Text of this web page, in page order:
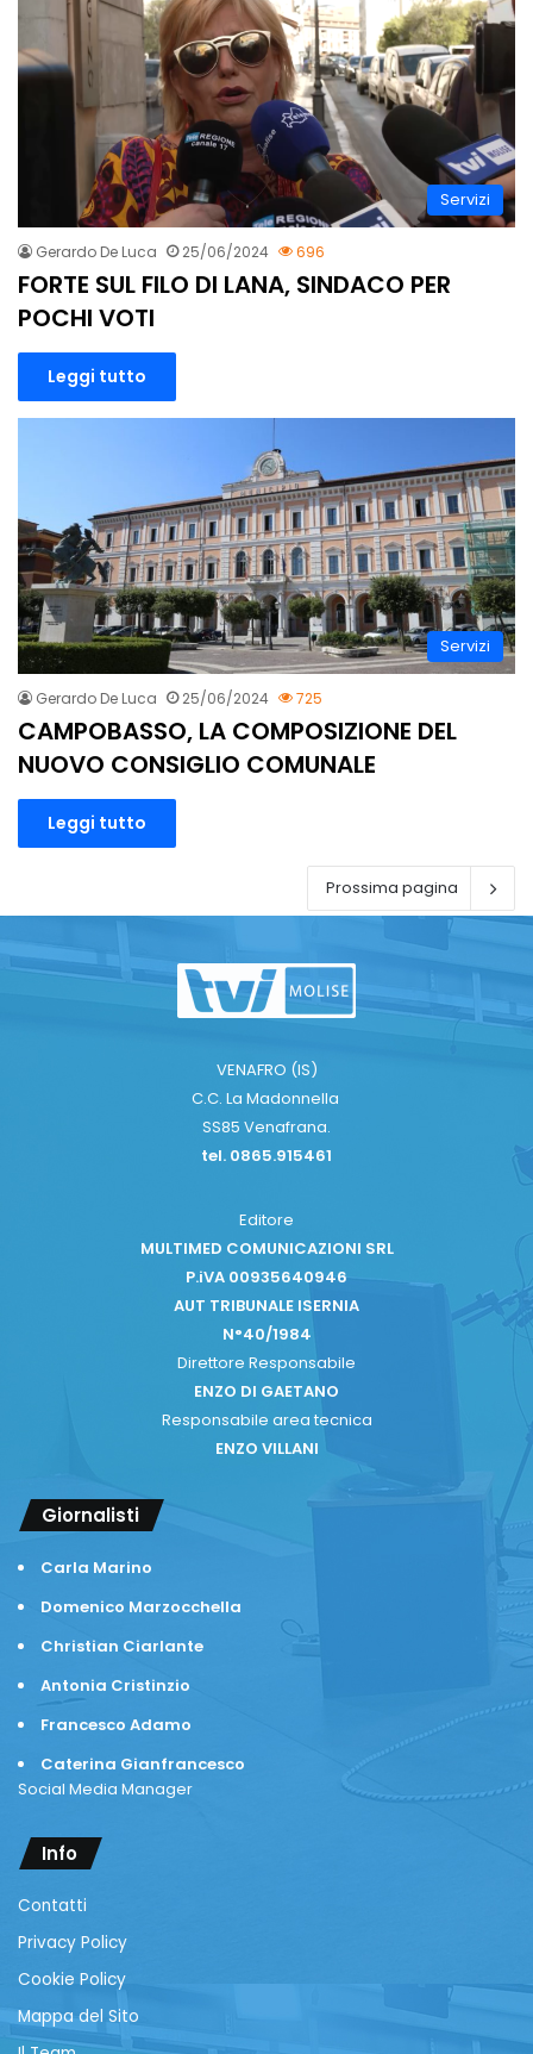
Servizi
Gerardo De Luca 25/06/2024 696
FORTE SUL FILO DI LANA, SINDACO PER
POCHI VOTI
Leggi tutto
Servizi
Gerardo De Luca 25/06/2024 725
CAMPOBASSO, LA COMPOSIZIONE DEL
NUOVO CONSIGLIO COMUNALE
Leggi tutto
Prossima pagina
VENAFRO (IS)
C.C. La Madonnella
SS85 Venafrana.
tel. 0865.915461
Editore
MULTIMED COMUNICAZIONI SRL
P.iVA 00935640946
AUT TRIBUNALE ISERNIA
N°40/1984
Direttore Responsabile
ENZO DI GAETANO
Responsabile area tecnica
ENZO VILLANI
Giornalisti
Carla Marino
Domenico Marzocchella
Christian Ciarlante
Antonia Cristinzio
Francesco Adamo
Caterina Gianfrancesco
Social Media Manager
Info
Contatti
Privacy Policy
Cookie Policy
Mappa del Sito